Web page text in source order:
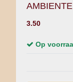
3.50
Op